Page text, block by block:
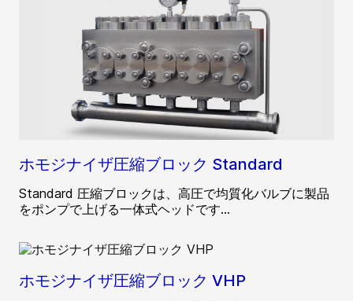
ホモジナイザ圧縮ブロック Standard
Standard 圧縮ブロックは、高圧で均質化バルブに製品
をポンプで上げる一体式ヘッドです...
ホモジナイザ圧縮ブロック VHP